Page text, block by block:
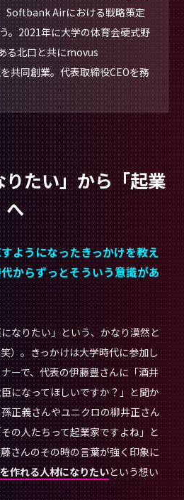
Softbank Airにおける戦略策定
。2021年に大学の体育会硬式野
る北口と共にmovus
共同創業。代表取締役CEOを務
りたい」から「起業
へ
ようになったきっかけを教え
からずっとそういう意識があ
なりたい」という、かなり漠然と
）。きっかけは大学時代に参加し
ーで、代表の伊藤豊さんに「酒井
になってほしいですか？」と聞か
正義さんやユニクロの柳井正さん
の人たちって起業家ですよね」と
さんのその時の言葉が強く印象に
作れる人材になりたいという想い